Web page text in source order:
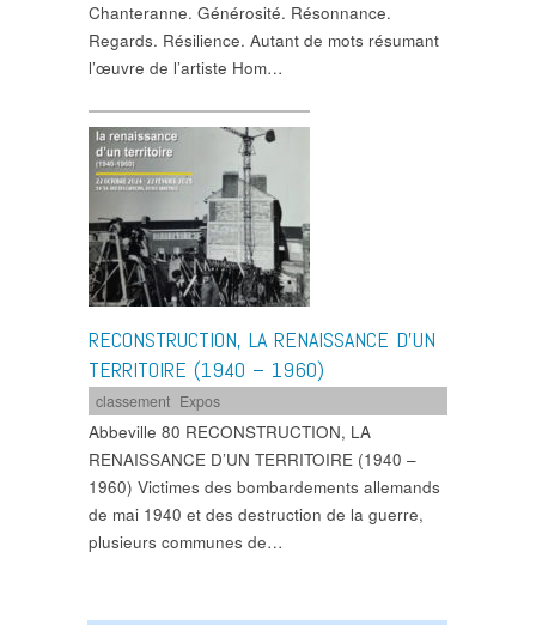
Chanteranne. Générosité. Résonnance.
Regards. Résilience. Autant de mots résumant
l’œuvre de l’artiste Hom…
RECONSTRUCTION, LA RENAISSANCE D’UN
TERRITOIRE (1940 – 1960)
classement Expos
Abbeville 80 RECONSTRUCTION, LA
RENAISSANCE D’UN TERRITOIRE (1940 –
1960) Victimes des bombardements allemands
de mai 1940 et des destruction de la guerre,
plusieurs communes de…